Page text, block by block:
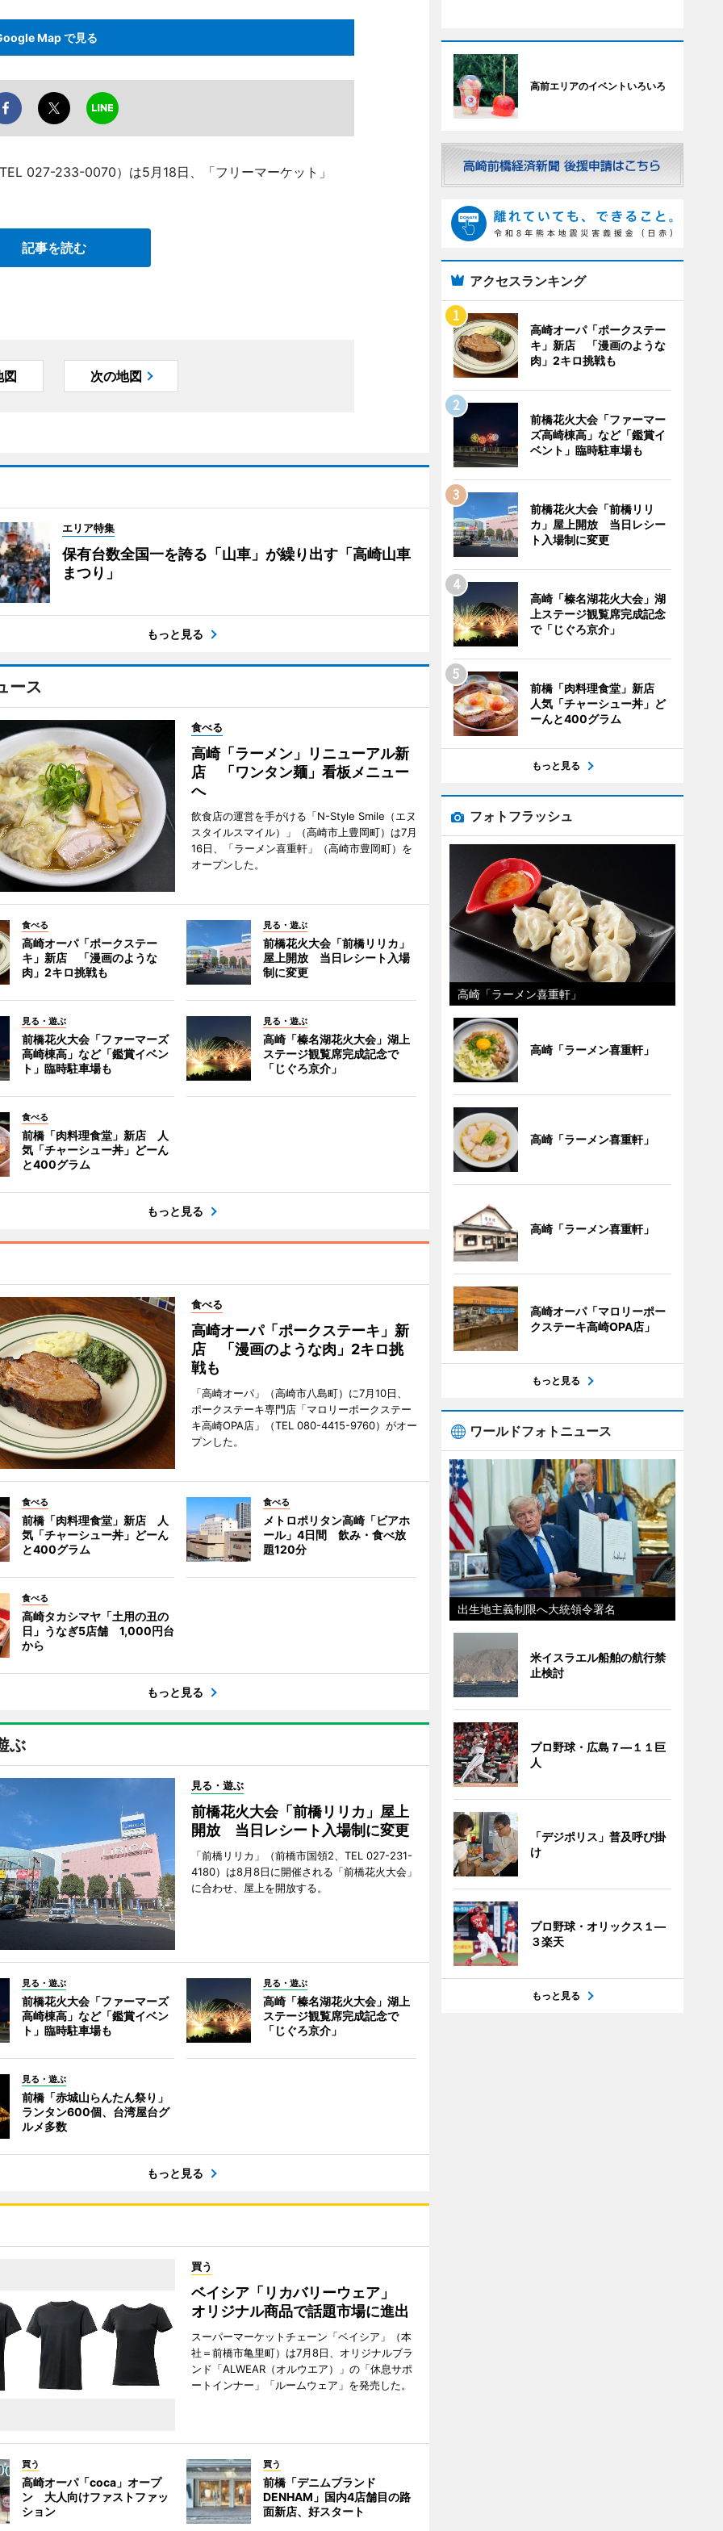
Map で見る
027-233-0070）は5月18日、「フリーマーケット」
記事を読む
図 次の地図
エリア特集
保有台数全国一を誇る「山車」が繰り出す「高崎山車
まつり」
もっと見る
ース
食べる
高崎「ラーメン」リニューアル新
店 「ワンタン麺」看板メニュー
へ
飲食店の運営を手がける「N-Style Smile（エヌ
スタイルスマイル）」（高崎市上豊岡町）は7月
16日、「ラーメン喜重軒」（高崎市豊岡町）を
オープンした。
食べる
高崎オーパ「ポークステー
キ」新店 「漫画のような
肉」2キロ挑戦も
見る・遊ぶ
前橋花火大会「前橋リリカ」
屋上開放 当日レシート入場
制に変更
見る・遊ぶ
前橋花火大会「ファーマーズ
高崎棟高」など「鑑賞イベン
ト」臨時駐車場も
見る・遊ぶ
高崎「榛名湖花火大会」湖上
ステージ観覧席完成記念で
「じぐろ京介」
食べる
前橋「肉料理食堂」新店 人
気「チャーシュー丼」どーん
と400グラム
もっと見る
食べる
高崎オーパ「ポークステーキ」新
店 「漫画のような肉」2キロ挑
戦も
「高崎オーパ」（高崎市八島町）に7月10日、
ポークステーキ専門店「マロリーポークステー
キ高崎OPA店」（TEL 080-4415-9760）がオー
プンした。
食べる
前橋「肉料理食堂」新店 人
気「チャーシュー丼」どーん
と400グラム
食べる
メトロポリタン高崎「ビアホ
ール」4日間 飲み・食べ放
題120分
食べる
高崎タカシマヤ「土用の丑の
日」うなぎ5店舗 1,000円台
から
もっと見る
ぶ
見る・遊ぶ
前橋花火大会「前橋リリカ」屋上
開放 当日レシート入場制に変更
「前橋リリカ」（前橋市国領2、TEL 027-231-
4180）は8月8日に開催される「前橋花火大会」
に合わせ、屋上を開放する。
見る・遊ぶ
前橋花火大会「ファーマーズ
高崎棟高」など「鑑賞イベン
ト」臨時駐車場も
見る・遊ぶ
高崎「榛名湖花火大会」湖上
ステージ観覧席完成記念で
「じぐろ京介」
見る・遊ぶ
前橋「赤城山らんたん祭り」
ランタン600個、台湾屋台グ
ルメ多数
もっと見る
買う
ベイシア「リカバリーウェア」
オリジナル商品で話題市場に進出
スーパーマーケットチェーン「ベイシア」（本
社＝前橋市亀里町）は7月8日、オリジナルブラ
ンド「ALWEAR（オルウエア）」の「休息サポ
ートインナー」「ルームウェア」を発売した。
買う
高崎オーパ「coca」オープ
ン 大人向けファストファッ
ション
買う
前橋「デニムブランド
DENHAM」国内4店舗目の路
面新店、好スタート
高前エリアのイベントいろいろ
アクセスランキング
高崎オーパ「ポークステー
キ」新店 「漫画のような
肉」2キロ挑戦も
前橋花火大会「ファーマー
ズ高崎棟高」など「鑑賞イ
ベント」臨時駐車場も
前橋花火大会「前橋リリ
カ」屋上開放 当日レシー
ト入場制に変更
高崎「榛名湖花火大会」湖
上ステージ観覧席完成記念
で「じぐろ京介」
前橋「肉料理食堂」新店
人気「チャーシュー丼」ど
ーんと400グラム
もっと見る
フォトフラッシュ
高崎「ラーメン喜重軒」
高崎「ラーメン喜重軒」
高崎「ラーメン喜重軒」
高崎「ラーメン喜重軒」
高崎オーパ「マロリーポー
クステーキ高崎OPA店」
もっと見る
ワールドフォトニュース
出生地主義制限へ大統領令署名
米イスラエル船舶の航行禁
止検討
プロ野球・広島７―１１巨
人
「デジポリス」普及呼び掛
け
プロ野球・オリックス１―
３楽天
もっと見る